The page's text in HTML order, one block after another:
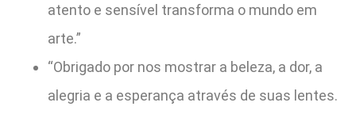
atento e sensível transforma o mundo em
arte.”
“Obrigado por nos mostrar a beleza, a dor, a
alegria e a esperança através de suas lentes.